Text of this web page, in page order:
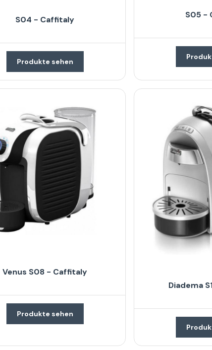
S04 - Caffitaly
Produkte sehen
S05 -
Venus S08 - Caffitaly
Produkte sehen
Diadema